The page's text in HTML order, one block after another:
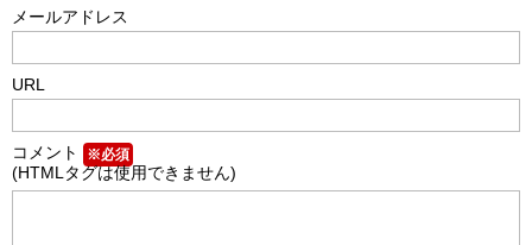
メールアドレス
URL
コメント ※必須
(HTMLタグは使用できません)